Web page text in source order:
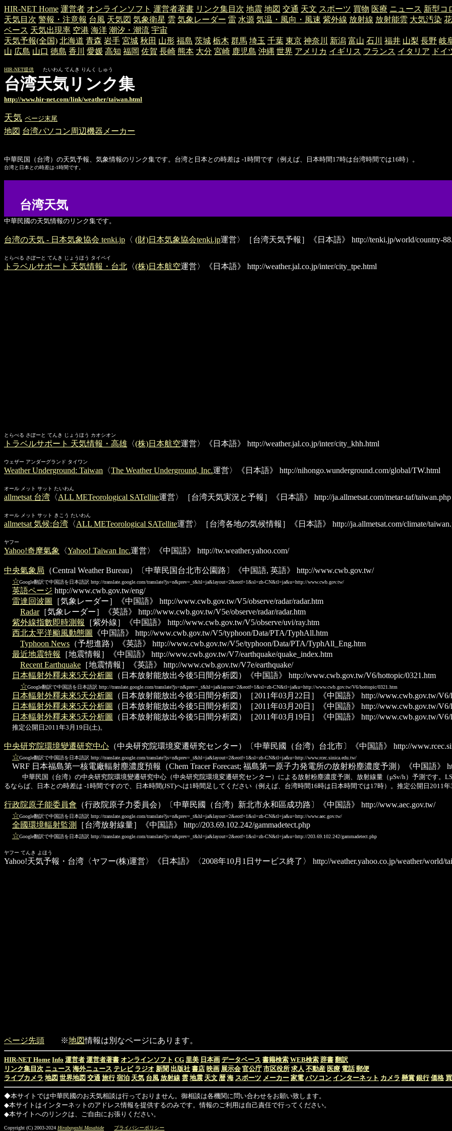
HIR-NET Home 運営者 オンラインソフト 運営者著書 リンク集目次 地震 地図 交通 天文 スポーツ 買物 医療 ニュース 新型コ
天気目次 警報・注意報 台風 天気図 気象衛星 雲 気象レーダー 雷 水源 気温・風向・風速 紫外線 放射線 放射能雲 大気汚染
ベース 天気出現率 空港 海洋 潮汐・潮流 宇宙
天気予報(全国) 北海道 青森 岩手 宮城 秋田 山形 福島 茨城 栃木 群馬 埼玉 千葉 東京 神奈川 新潟 富山 石川 福井 山梨 長野 岐
山 広島 山口 徳島 香川 愛媛 高知 福岡 佐賀 長崎 熊本 大分 宮崎 鹿児島 沖縄 世界 アメリカ イギリス フランス イタリア ドイ
HIR-NET提供 たいわん てんき りんく しゅう
台湾天気リンク集
http://www.hir-net.com/link/weather/taiwan.html
天気 ページ末尾
地図 台湾パソコン周辺機器メーカー
中華民国（台湾）の天気予報、気象情報のリンク集です。台湾と日本との時差は -1時間です（例えば、日本時間17時は台湾時間では16時）。
台湾と日本との時差は-1時間です。
台湾天気
中華民國の天気情報のリンク集です。
台湾の天気 - 日本気象協会 tenki.jp 〈 (財)日本気象協会tenki.jp運営〉［台湾天気予報］《日本語》 http://tenki.jp/world/country-
とらべる さぽーと てんき じょうほう タイペイ
トラベルサポート 天気情報・台北 〈(株)日本航空運営〉《日本語》 http://weather.jal.co.jp/inter/city_tpe.html
とらべる さぽーと てんき じょうほう カオシオン
トラベルサポート 天気情報・高雄 〈(株)日本航空運営〉《日本語》 http://weather.jal.co.jp/inter/city_khh.html
ウェザー アンダーグランド タイワン
Weather Underground: Taiwan 〈The Weather Underground, Inc.運営〉《日本語》 http://nihongo.wunderground.com/global/TW.html
オール メット サット たいわん
allmetsat 台湾 〈ALL METeorological SATellite運営〉［台湾天気実況と予報］《日本語》 http://ja.allmetsat.com/metar-taf/taiwan.php
オール メット サット きこう たいわん
allmetsat 気候:台湾 〈ALL METeorological SATellite運営〉［台湾各地の気候情報］《日本語》 http://ja.allmetsat.com/climate/
ヤフー
Yahoo!奇摩氣象 〈Yahoo! Taiwan Inc.運営〉《中国語》 http://tw.weather.yahoo.com/
中央氣象局 （Central Weather Bureau）〔中華民国台北市公園路〕《中国語, 英語》
http://www.cwb.gov.tw/
☆Google翻訳で中国語を日本語訳 http://translate.google.com/translate?js=n&prev=_t&hl=ja&layout=2&eotf=1&sl=zh-CN&tl=ja&u=http://www.cwb.gov.tw/
英語ページ http://www.cwb.gov.tw/eng/
雷達回波圖
［気象レーダー］《中国語》
http://www.cwb.gov.tw/V5/observe/radar/radar.htm
Radar［気象レーダー］《英語》
http://www.cwb.gov.tw/V5e/observe/radar/radar.htm
紫外線指數即時測報
［紫外線］《中国語》
http://www.cwb.gov.tw/V5/observe/uvi/ray.htm
西北太平洋颱風動態圖
《中国語》
http://www.cwb.gov.tw/V5/typhoon/Data/PTA/TyphAll.htm
Typhoon News （予想進路）《英語》
http://www.cwb.gov.tw/V5e/typhoon/Data/PTA/TyphAll_Eng.htm
最近地震特報
［地震情報］《中国語》
http://www.cwb.gov.tw/V7/earthquake/quake_index.htm
Recent Earthquake ［地震情報］《英語》
http://www.cwb.gov.tw/V7e/earthquake/
日本輻射外釋未來5天分析圖
（日本放射能放出今後5日間分析図）《中国語》
http://www.cwb.gov.tw/V6/hottopic/0321.htm
☆Google翻訳で中国語を日本語訳 http://translate.google.com/translate?js=n&prev=_t&hl=ja&layout=2&eotf=1&sl=zh-CN&tl=ja&u=http://www.cwb.gov.tw/V6/hottopic/0321.htm
日本輻射外釋未來5天分析圖 （日本放射能放出今後5日間分析図）［2011年03月22日］《中国語》
http://www.cwb.gov.tw/V6/
日本輻射外釋未來5天分析圖
（日本放射能放出今後5日間分析図）［2011年03月20日］《中国語》
http://www.cwb.gov.tw/V6/
日本輻射外釋未來5天分析圖
（日本放射能放出今後5日間分析図）［2011年03月19日］《中国語》 http://www.cwb.gov.tw/V6/
推定公開日2011年3月19日(土)。
中央研究院環境變遷研究中心 （中央研究院環境変遷研究センター）〔中華民國（台湾）台北市〕《中国語》
http://
☆Google翻訳で中国語を日本語訳 http://translate.google.com/translate?js=n&prev=_t&hl=ja&layout=2&eotf=1&sl=zh-CN&tl=ja&u=http://www.rcec.sinica.edu.tw/
WRF 日本福島第一核電廠輻射塵濃度預報 （Chem Tracer Forecast; 福島第一原子力発電所の放射粉塵濃度予測）《中国語》
中華民国（台湾）の中央研究院環境變遷研究中心（中央研究院環境変遷研究センター）による放射粉塵濃度予測、放射線量（μSv/h）予測です。
るならば、日本との時差は -1時間ですので、日本時間(JST)へは1時間足してください（例えば、台湾時間16時は日本時間では17時）。推定公開日2011
行政院原子能委員會 （行政院原子力委員会）〔中華民國（台湾）新北市永和區成功路〕《中国語》
http://www.aec.gov.tw/
☆Google翻訳で中国語を日本語訳 http://translate.google.com/translate?js=n&prev=_t&hl=ja&layout=2&eotf=1&sl=zh-CN&tl=ja&u=http://www.aec.gov.tw/
全國環境輻射監測 ［台湾放射線量］《中国語》
http://203.69.102.242/gammadetect.php
☆Google翻訳で中国語を日本語訳 http://translate.google.com/translate?js=n&prev=_t&hl=ja&layout=2&eotf=1&sl=zh-CN&tl=ja&u=http://203.69.102.242/gammadetect.php
ヤフー てんき よほう
Yahoo!天気予報・台湾 〈ヤフー(株)運営〉《日本語》〈2008年10月1日サービス終了〉 http://weather.yahoo.co.jp/weather/world/
ページ先頭 ※地図情報は別なページにあります。
HIR-NET Home Info 運営者 運営者著書 オンラインソフト CG 里美 日本画 データベース 書籍検索 WEB検索 辞書 翻訳
リンク集目次 ニュース 海外ニュース テレビ ラジオ 新聞 出版社 書店 映画 展示会 官公庁 市区役所 求人 不動産 医療 電話 郵便
ライブカメラ 地図 世界地図 交通 旅行 宿泊 天気 台風 放射線 雲 地震 天文 暦 海 スポーツ メーカー 家電 パソコン インターネット カメラ 懸賞 銀行 価格
◆本サイトでは中華民國のお天気相談は行っておりません。御相談は各機関に問い合わせをお願い致します。
◆本サイトはインターネットのアドレス情報を提供するのみです。情報のご利用は自己責任で行ってください。
◆本サイトへのリンクは、ご自由にお張りください。
Copyright (C) 2003-2024 Hirabayashi Masahide プライバシーポリシー